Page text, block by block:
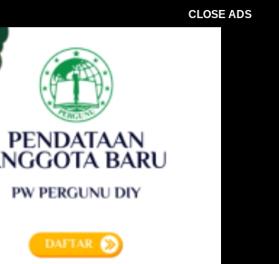
CLOSE ADS